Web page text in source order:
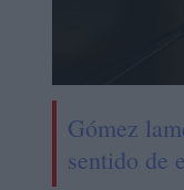
Gómez
sentido de